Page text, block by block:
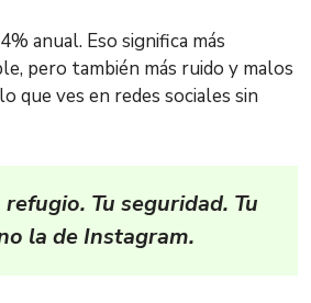
anual. Eso significa más
pero también más ruido y malos
que ves en redes sociales sin
Tu seguridad. Tu
la de Instagram.